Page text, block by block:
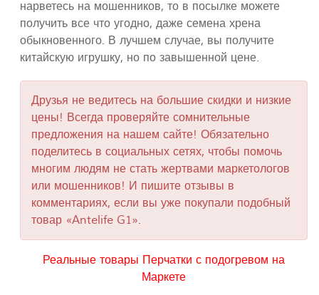
нарветесь на мошенников, то в посылке можете
получить все что угодно, даже семена хрена
обыкновенного. В лучшем случае, вы получите
китайскую игрушку, но по завышенной цене.
Друзья не ведитесь на большие скидки и низкие
цены! Всегда проверяйте сомнительные
предложения на нашем сайте! Обязательно
поделитесь в социальных сетях, чтобы помочь
многим людям не стать жертвами маркетологов
или мошенников! И пишите отзывы в
комментариях, если вы уже покупали подобный
товар «Antelife G1».
Реальные товары Перчатки с подогревом на
Маркете